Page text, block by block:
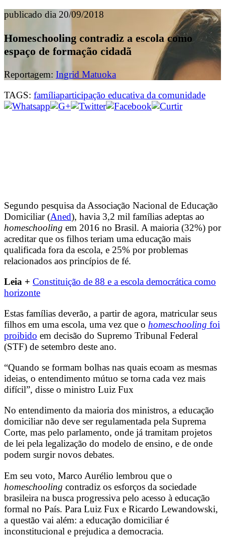
publicado dia 20/09/2018
Homeschooling contradiz a escola como
espaço de formação cidadã
Reportagem: Ingrid Matuoka
TAGS: famíliaparticipação educativa da comunidade
Segundo pesquisa da Associação Nacional de Educação
Domiciliar (Aned), havia 3,2 mil famílias adeptas ao
homeschooling em 2016 no Brasil. A maioria (32%) por
acreditar que os filhos teriam uma educação mais
qualificada fora da escola, e 25% por problemas
relacionados aos princípios de fé.
Leia + Constituição de 88 e a escola democrática como
horizonte
Estas famílias deverão, a partir de agora, matricular seus
filhos em uma escola, uma vez que o homeschooling foi
proibido em decisão do Supremo Tribunal Federal
(STF) de setembro deste ano.
“Quando se formam bolhas nas quais ecoam as mesmas
ideias, o entendimento mútuo se torna cada vez mais
difícil”, disse o ministro Luiz Fux
No entendimento da maioria dos ministros, a educação
domiciliar não deve ser regulamentada pela Suprema
Corte, mas pelo parlamento, onde já tramitam projetos
de lei pela legalização do modelo de ensino, e de onde
podem surgir novos debates.
Em seu voto, Marco Aurélio lembrou que o
homeschooling contradiz os esforços da sociedade
brasileira na busca progressiva pelo acesso à educação
formal no País. Para Luiz Fux e Ricardo Lewandowski,
a questão vai além: a educação domiciliar é
inconstitucional e prejudica a democracia.